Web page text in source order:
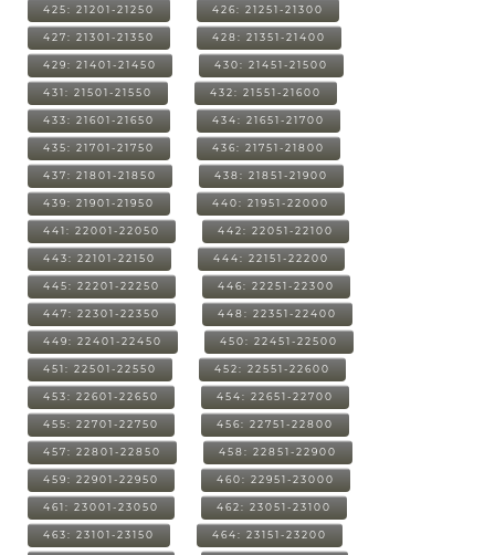
425: 21201-21250 426: 21251-21300
427: 21301-21350 428: 21351-21400
429: 21401-21450 430: 21451-21500
431: 21501-21550 432: 21551-21600
433: 21601-21650 434: 21651-21700
435: 21701-21750 436: 21751-21800
437: 21801-21850 438: 21851-21900
439: 21901-21950 440: 21951-22000
441: 22001-22050 442: 22051-22100
443: 22101-22150 444: 22151-22200
445: 22201-22250 446: 22251-22300
447: 22301-22350 448: 22351-22400
449: 22401-22450 450: 22451-22500
451: 22501-22550 452: 22551-22600
453: 22601-22650 454: 22651-22700
455: 22701-22750 456: 22751-22800
457: 22801-22850 458: 22851-22900
459: 22901-22950 460: 22951-23000
461: 23001-23050 462: 23051-23100
463: 23101-23150 464: 23151-23200